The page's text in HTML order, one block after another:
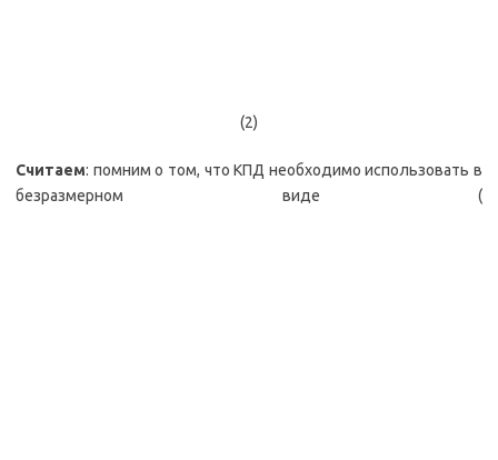
(2)
Считаем: помним о том, что КПД необходимо использовать в
безразмерном виде (